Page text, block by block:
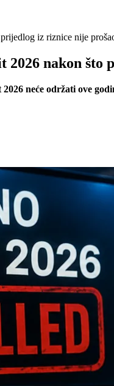
iz riznice nije
2026 nakon
neće održati ove